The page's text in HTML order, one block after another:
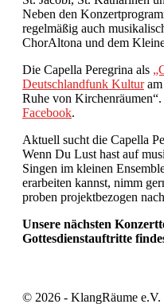
Neben den
regelmäßig auch
ChorAltona und dem
Die Capella Peregrina als
Deutschlandfunk Kulturam
Ruhe von
Facebook.
Aktuell sucht die Capella
Wenn Du Lust hast auf
Singen im kleinen
erarbeiten kannst, nimm
proben projektbezogen
Unsere nächsten
Gottesdienstauftritte
© 2026 - KlangRäume e.V.